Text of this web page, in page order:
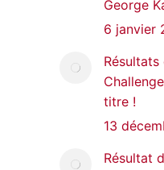
George
6 janvier
titre !
13
Résultat